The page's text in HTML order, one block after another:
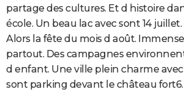
partage des cultures. Et d histoire
école. Un beau lac avec sont 14
Alors la fête du mois d août.
partout. Des campagnes
d enfant. Une ville plein charme
sont parking devant le château fort6.